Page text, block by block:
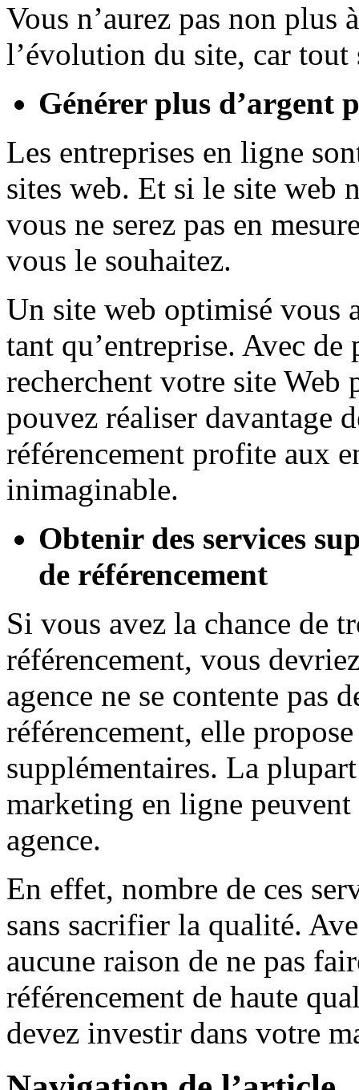
Vous n’aurez pas non plus
l’évolution du site, car tout
Générer plus d’argent
Les entreprises en ligne
sites web. Et si le site web
vous ne serez pas en
vous le souhaitez.
Un site web optimisé vous
tant qu’entreprise. Avec
recherchent votre site Web
pouvez réaliser davantage
référencement profite aux
inimaginable.
Obtenir des services
de référencement
Si vous avez la chance de
référencement, vous
agence ne se contente pas
référencement, elle
supplémentaires. La
marketing en ligne peuvent
agence.
En effet, nombre de ces
sans sacrifier la qualité.
aucune raison de ne pas
référencement de haute
devez investir dans votre